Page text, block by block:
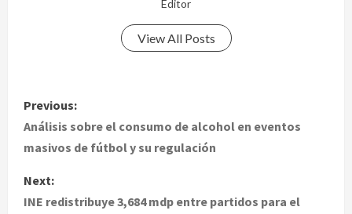
Editor
View All Posts
P
o
t
Previous:
Análisis sobre el consumo de alcohol en eventos
masivos de fútbol y su regulación
Next:
INE redistribuye 3,684 mdp entre partidos para el